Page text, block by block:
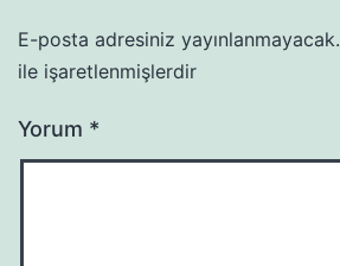
E-posta adresiniz yayınlanmayacak.
ile işaretlenmişlerdir
Yorum *